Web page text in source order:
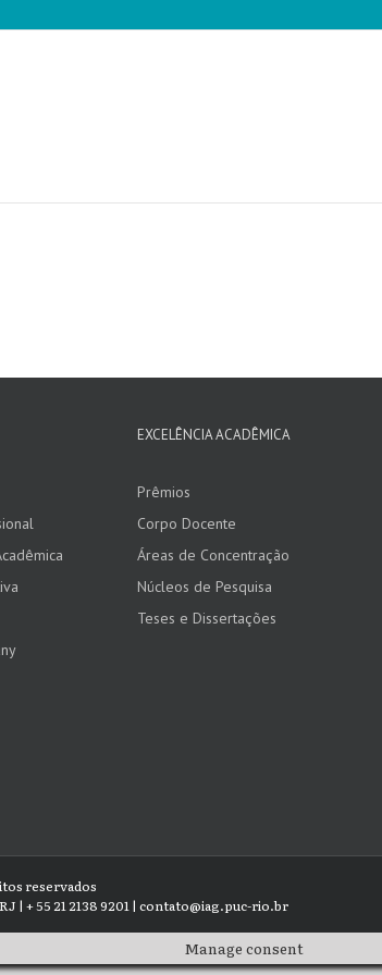
EXCELÊNCIA ACADÊMICA
Prêmios
Corpo Docente
Áreas de Concentração
Núcleos de Pesquisa
Teses e Dissertações
reservados
| + 55 21 2138 9201 | contato@iag.puc-rio.br
Manage consent